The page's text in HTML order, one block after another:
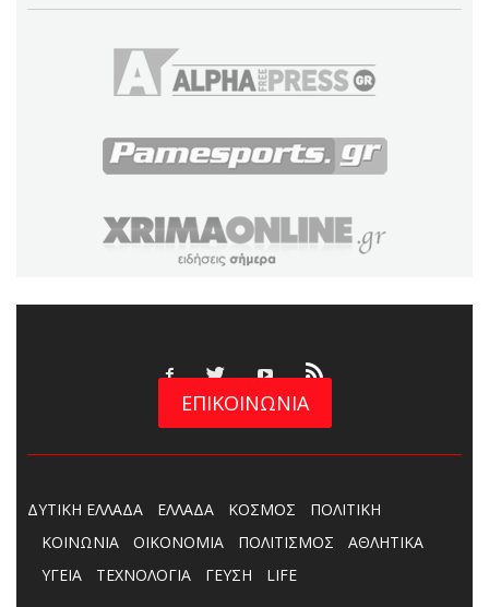
ΕΠΙΚΟΙΝΩΝΙΑ
ΔΥΤΙΚΗ ΕΛΛΑΔΑ ΕΛΛΑΔΑ ΚΟΣΜΟΣ
ΠΟΛΙΤΙΚΗ
ΚΟΙΝΩΝΙΑ
ΟΙΚΟΝΟΜΙΑ ΠΟΛΙΤΙΣΜΟΣ
ΑΘΛΗΤΙΚΑ
ΥΓΕΙΑ
ΤΕΧΝΟΛΟΓΙΑ ΓΕΥΣΗ LIFE